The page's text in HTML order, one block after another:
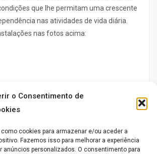
o Consentimento de
cookies para armazenar e/ou aceder a
Fazemos isso para melhorar a experiência
anúncios personalizados. O consentimento para
que lhe permitam uma crescente
nas atividades de vida diária.
nas fotos acima: